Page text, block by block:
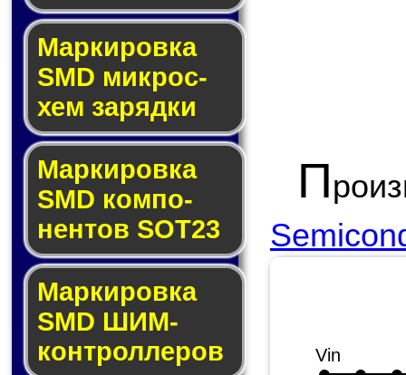
Маркировка
SMD мик­рос­
хем за­ряд­ки
Маркировка
SMD ком­по­
нен­тов SOT23
Маркировка
SMD ШИМ-
кон­трол­ле­ров
П
Vin